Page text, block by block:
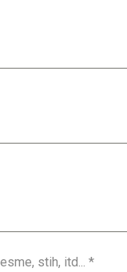
stih, itd... *